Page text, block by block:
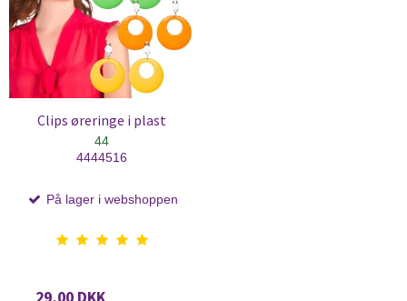
Clips øreringe i plast
44
4444516
På lager i webshoppen